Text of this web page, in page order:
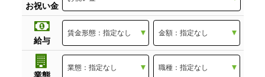
お祝い金
給与